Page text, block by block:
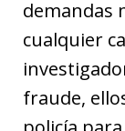
demandas
cualquier
fraude,